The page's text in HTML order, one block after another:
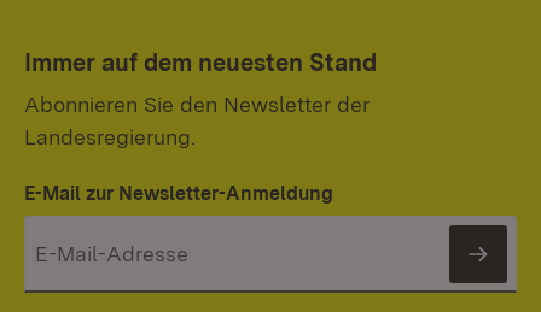
Immer auf dem neuesten Stand
Abonnieren Sie den Newsletter der
Landesregierung.
E-Mail zur Newsletter-Anmeldung